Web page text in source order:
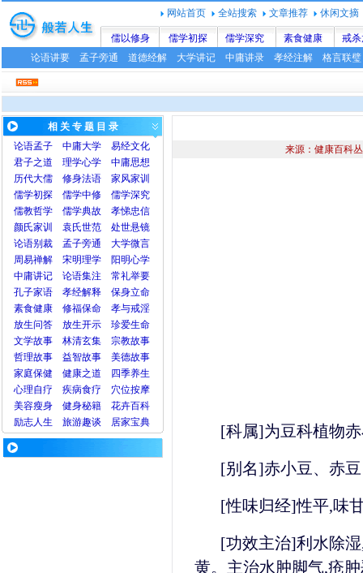
网站首页 全站搜索 文章推荐 休闲文摘
儒以修身 儒学初探 儒学深究 素食健康
戒
论语讲要
孟子旁通 道德经解 大学讲记 中庸讲录 孝经注解 格言联璧
相 关 专 题 目 录
论语孟子 中庸大学
易经文化
君子之道
理学心学
中庸思想
历代大儒
修身法语
家风家训
儒学初探
儒学中修
儒学深究
儒教哲学
儒学典故
孝悌忠信
颜氏家训
袁氏世范
处世悬镜
论语别裁
孟子旁通
大学微言
周易禅解
宋明理学
阳明心学
中庸讲记
论语集注
常礼举要
孔子家语
孝经解释
保身立命
素食健康
修福保命
孝与戒淫
放生问答
放生开示
珍爱生命
文学故事
林清玄集
宗教故事
哲理故事
益智故事
美德故事
家庭保健
健康之道
四季养生
心理自疗 疾病食疗 穴位按摩
美容瘦身 健身秘籍 花卉百科
励志人生
旅游趣谈 居家宝典
来源：健康百科
[科属]为豆科植物
[别名]赤小豆、赤
[性味归经]性平,味
[功效主治]利水除
黄。主治水肿脚气,疮